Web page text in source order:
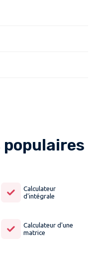
Calculateur
d'intégrale
Calculateur d'une
matrice